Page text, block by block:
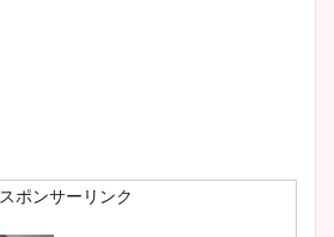
スポンサーリンク